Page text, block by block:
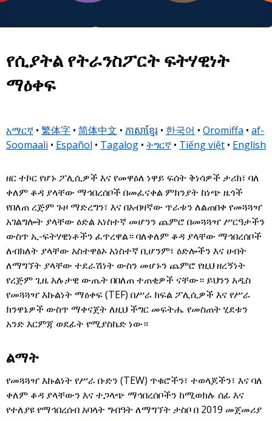
የሲያትል የትራንስፖርት ፍትሃዊነት
ማዕቀፍ
አማርኛ • 繁体字 • 简体中文 • ភាសាខ្មែរ • 한국어 • Oromiffa • af-
Soomaali • Español • Tagalog • ትግርኛ • Tiếng việt • English
ዘር ተኮር የሆኑ ፖሊሲዎች እና የመዋዕለ ነዋይ ፍሰት ቅነሳዎች ታሪክ፣ ባለ
ቀለም ቆዳ ያላቸው ማኅበረሰቦች በመፈናቀል ምክንያት ከነጭ ዜጎች
የበለጠ ረጅም ጉዞ ማድረግን፣ እና በአብዛኛው ጥራቱን ለልጠበቀ የመጓጓዣ
አገልግሎት ያላቸው ዕድል አነስተኛ መሆንን ጨምሮ በመጓጓዣ ሥርዓታችን
ውስጥ ኢ-ፍትሃዊነቶችን ፈጥረዋል። ባለቀለም ቆዳ ያላቸው ማኅበረሰቦች
ለብክለት ያላቸው አስተዋፅኦ አነስተኛ ቢሆንም፣ ዕድሎችን እና ሀብት
ለማግኘት ያላቸው ተደራሽነት ውስን መሆኑን ጨምሮ የዚህ ዘረኝነት
የረጅም ጊዜ አሉታዊ ውጤት በበለጠ ተጠቂዎች ናቸው። ይህንን አዲስ
የመጓጓዣ እኩልነት ማዕቀፍ (TEF) በሥራ ክፍል ፖሊሲዎች እና የሥራ
ክንዋኔዎች ውስጥ ማቀናጀት ለዚህ ችግር መፍትሔ የመስጠት ሂደቱን
አንድ እርምጃ ወደፊት የሚያስኬድ ነው።
ልማት
የመጓጓዣ እኩልነት የሥራ ቡድን (TEW) ጥቁሮችን፣ ተወላጆችን፣ እና ባለ
ቀለም ቆዳ ያላቸውን እና ተጋላጭ ማኅበረሰቦችን ከሚወክሉ ሰፊ እና
የተለያዩ የማኅበረሰብ አባላት ግብዓት ለማግኘት ታስቦ በ 2019 መጀመሪያ